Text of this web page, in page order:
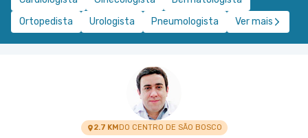
Ortopedista
Urologista Pneumologista Ver mais
2.7 KMDO CENTRO DE SÃO BOSCO